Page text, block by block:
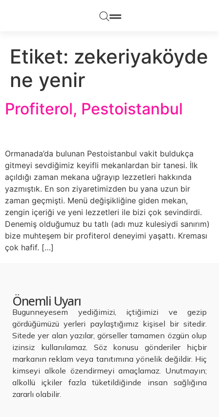
Etiket: zekeriyaköyde
ne yenir
Profiterol, Pestoistanbul
Ormanada’da bulunan Pestoistanbul vakit buldukça
gitmeyi sevdiğimiz keyifli mekanlardan bir tanesi. İlk
açıldığı zaman mekana uğrayıp lezzetleri hakkında
yazmıştık. En son ziyaretimizden bu yana uzun bir
zaman geçmişti. Menü değişikliğine giden mekan,
zengin içeriği ve yeni lezzetleri ile bizi çok sevindirdi.
Denemiş olduğumuz bu tatlı (adı muz kulesiydi sanırım)
bize muhteşem bir profiterol deneyimi yaşattı. Kreması
çok hafif. […]
Önemli Uyarı
Bugunneyesem yediğimizi, içtiğimizi ve gezip
gördüğümüzü yerleri paylaştığımız kişisel bir sitedir.
Sitede yer alan yazılar, görseller tamamen özgün olup
izinsiz kullanılamaz. Söz konusu gönderiler hiçbir
markanın reklam veya tanıtımına yönelik değildir. Hiç
kimseyi alkole özendirmeyi amaçlamaz. Unutmayın;
alkollü içkiler fazla tüketildiğinde insan sağlığına
zararlı olabilir.